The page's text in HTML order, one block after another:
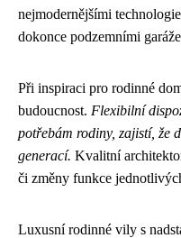
nejmodernějšími
dokonce podzemními
Při inspiraci pro rodinné
budoucnost. Flexibilní
potřebám rodiny, zajistí, že
generací. Kvalitní
či změny funkce
Luxusní rodinné vily s